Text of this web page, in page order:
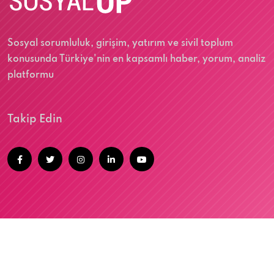
Sosyal sorumluluk, girişim, yatırım ve sivil toplum
konusunda Türkiye'nin en kapsamlı haber, yorum, analiz
platformu
Takip Edin